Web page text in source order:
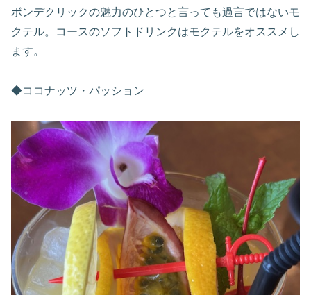
ボンデクリックの魅力のひとつと言っても過言ではないモ
クテル。コースのソフトドリンクはモクテルをオススメし
ます。
◆ココナッツ・パッション